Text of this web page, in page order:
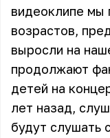
видеоклипе мы
возрастов,
выросли на
продолжают
детей на
лет назад,
будут слушать